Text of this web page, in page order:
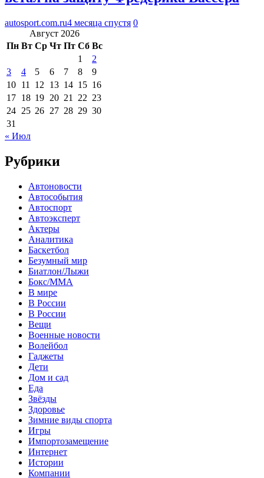
autosport.com.ru4 месяца спустя 0
Август 2026
Пн Вт Ср Чт Пт Сб Вс
1
2
3
4 5 6 7 8
9
10 11 12 13 14 15 16
17 18 19 20 21 22 23
24 25 26 27 28 29 30
31
« Июл
Рубрики
Автоновости
Автособытия
Автоспорт
Автоэксперт
Актеры
Аналитика
Баскетбол
Безумный мир
Биатлон/Лыжи
Бокс/MMA
В мире
В России
В России
Вещи
Военные новости
Волейбол
Гаджеты
Дети
Дом и сад
Еда
Звёзды
Здоровье
Зимние виды спорта
Игры
Импортозамещение
Интернет
Истории
Компании